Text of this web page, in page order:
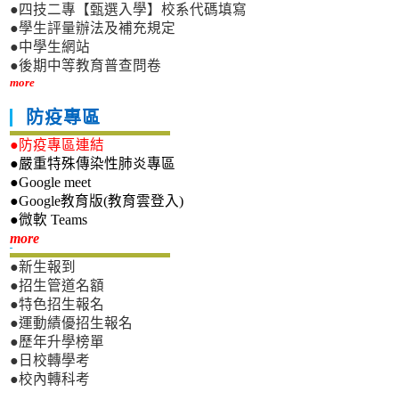
●四技二專【甄選入學】校系代碼填寫
●學生評量辦法及補充規定
●中學生網站
●後期中等教育普查問卷
more
防疫專區
●防疫專區連結
●嚴重特殊傳染性肺炎專區
●Google meet
●Google教育版(教育雲登入)
●微軟 Teams
more新生專區
●新生報到
●招生管道名額
●特色招生報名
●運動績優招生報名
●歷年升學榜單
●日校轉學考
●校內轉科考